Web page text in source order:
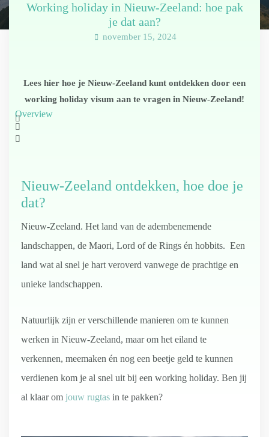
Working holiday in Nieuw-Zeeland: hoe pak
je dat aan?
november 15, 2024
Lees hier hoe je Nieuw-Zeeland kunt ontdekken door een
working holiday visum aan te vragen in Nieuw-Zeeland!
Overview
Nieuw-Zeeland ontdekken, hoe doe je
dat?
Nieuw-Zeeland. Het land van de adembenemende
landschappen, de Maori, Lord of de Rings én hobbits. Een
land wat al snel je hart veroverd vanwege de prachtige en
unieke landschappen.
Natuurlijk zijn er verschillende manieren om te kunnen
werken in Nieuw-Zeeland, maar om het eiland te
verkennen, meemaken én nog een beetje geld te kunnen
verdienen kom je al snel uit bij een working holiday. Ben jij
al klaar om jouw rugtas in te pakken?